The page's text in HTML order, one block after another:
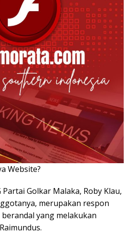
Website?
Golkar Malaka, Roby Klau,
merupakan respon
yang melakukan